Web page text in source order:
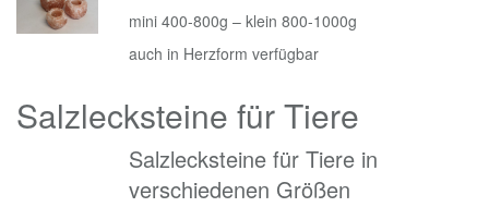
mini 400-800g – klein 800-1000g
auch in Herzform verfügbar
Salzlecksteine für Tiere
Salzlecksteine für Tiere in
verschiedenen Größen